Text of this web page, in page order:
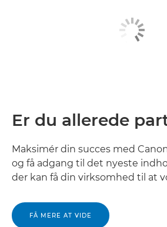
Er du allerede
Maksimér din succes med
og få adgang til det nyeste
der kan få din virksomhed til at
FÅ MERE AT VIDE